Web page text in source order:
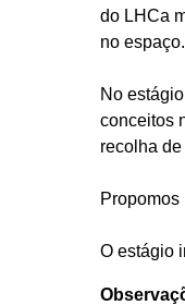
do LHCa
no espaço.
No
conceitos
recolha
O estágio